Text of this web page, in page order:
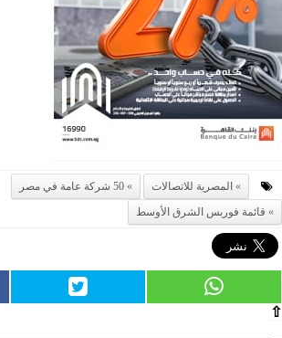
المصرية للاتصالات
50 شركة عامة في مصر
قائمة فوربس الشرق الأوسط
⇧